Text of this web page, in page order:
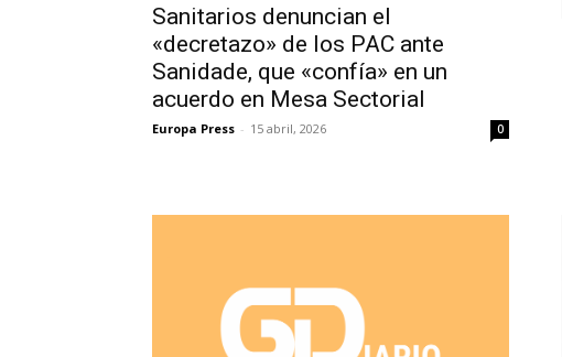
Sanitarios denuncian el
«decretazo» de los PAC ante
Sanidade, que «confía» en un
acuerdo en Mesa Sectorial
Europa Press - 15 abril, 2026 0